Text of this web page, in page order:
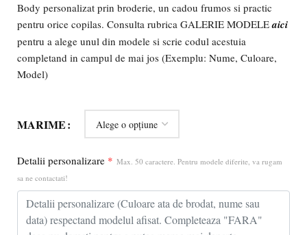
Body personalizat prin broderie, un cadou frumos si practic
pentru orice copilas. Consulta rubrica GALERIE MODELEaici
pentru a alege unul din modele si scrie codul acestuia
completand in campul de mai jos (Exemplu: Nume, Culoare,
Model)
MARIME
Detalii personalizare * Max. 50 caractere. Pentru modele diferite, va rugam
sa ne contactati!